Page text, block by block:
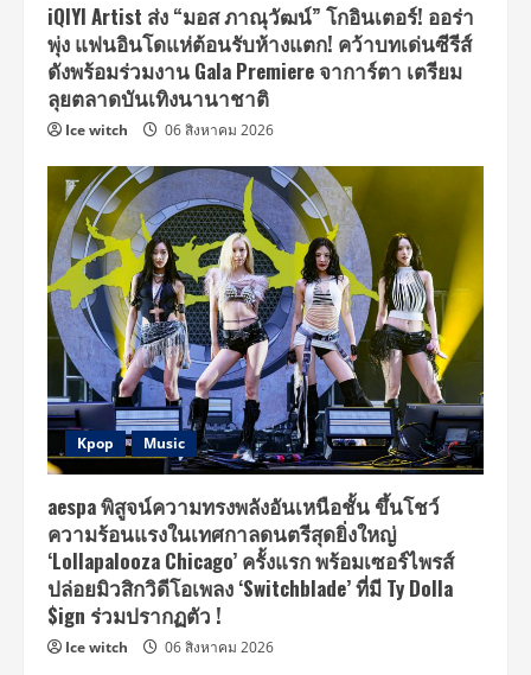
iQIYI Artist ส่ง “มอส ภาณุวัฒน์” โกอินเตอร์! ออร่า
พุ่ง แฟนอินโดแห่ต้อนรับห้างแตก! คว้าบทเด่นซีรีส์
ดังพร้อมร่วมงาน Gala Premiere จาการ์ตา เตรียม
ลุยตลาดบันเทิงนานาชาติ
Ice witch 06 สิงหาคม 2026
Kpop Music
aespa พิสูจน์ความทรงพลังอันเหนือชั้น ขึ้นโชว์
ความร้อนแรงในเทศกาลดนตรีสุดยิ่งใหญ่
‘Lollapalooza Chicago’ ครั้งแรก พร้อมเซอร์ไพรส์
ปล่อยมิวสิกวิดีโอเพลง ‘Switchblade’ ที่มี Ty Dolla
$ign ร่วมปรากฏตัว !
Ice witch 06 สิงหาคม 2026